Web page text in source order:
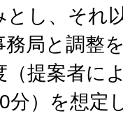
とし、それ
務局と調整
（提案者に
分）を想定